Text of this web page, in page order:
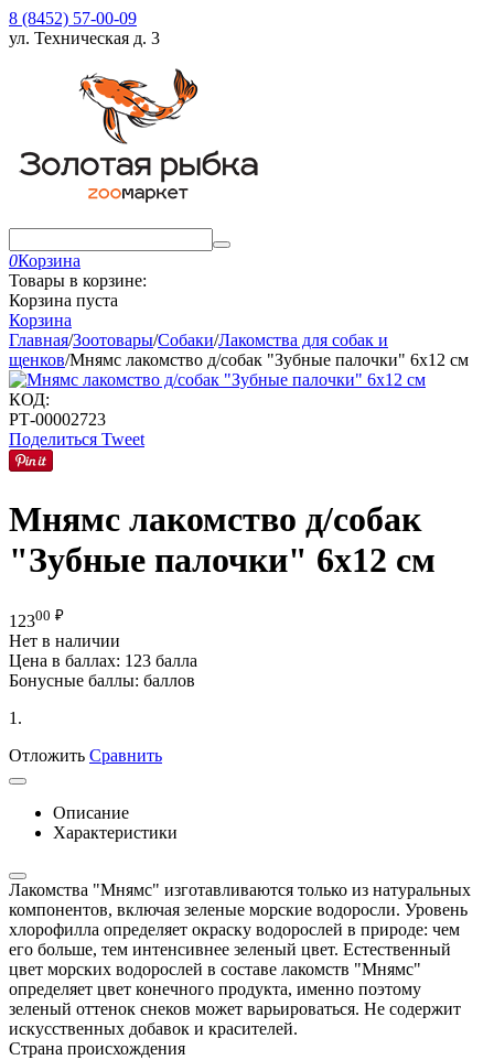
8 (8452) 57-00-09
ул. Техническая д. 3
0Корзина
Товары в корзине:
Корзина пуста
Корзина
Главная/Зоотовары/Собаки/Лакомства для собак и
щенков/Мнямс лакомство д/собак "Зубные палочки" 6х12 см
КОД:
РТ-00002723
Поделиться Tweet
Мнямс лакомство д/собак
"Зубные палочки" 6х12 см
12300 ₽
Нет в наличии
Цена в баллах: 123 балла
Бонусные баллы: баллов
1.
Отложить Сравнить
Описание
Характеристики
Лакомства "Мнямс" изготавливаются только из натуральных
компонентов, включая зеленые морские водоросли. Уровень
хлорофилла определяет окраску водорослей в природе: чем
его больше, тем интенсивнее зеленый цвет. Естественный
цвет морских водорослей в составе лакомств "Мнямс"
определяет цвет конечного продукта, именно поэтому
зеленый оттенок снеков может варьироваться. Не содержит
искусственных добавок и красителей.
Страна происхождения